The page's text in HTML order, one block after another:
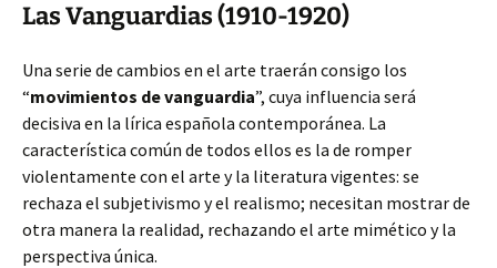
Las Vanguardias (1910-1920)
Una serie de cambios en el arte traerán consigo los
“movimientos de vanguardia”, cuya influencia será
decisiva en la lírica española contemporánea. La
característica común de todos ellos es la de romper
violentamente con el arte y la literatura vigentes: se
rechaza el subjetivismo y el realismo; necesitan mostrar de
otra manera la realidad, rechazando el arte mimético y la
perspectiva única.